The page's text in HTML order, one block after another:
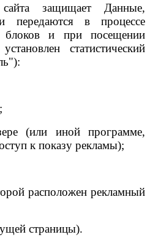
защищает Данные,
передаются в процессе
блоков и при посещении
статистический
(или иной программе,
к показу рекламы);
расположен рекламный
страницы).